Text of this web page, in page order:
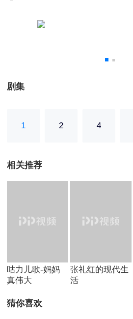
剧集
1 2 4
相关推荐
咕力儿歌-妈妈
真伟大
张礼红的现代生
活
猜你喜欢